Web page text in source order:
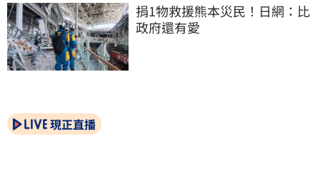
捐1物救援熊本災民！日網：比
政府還有愛
現正直播